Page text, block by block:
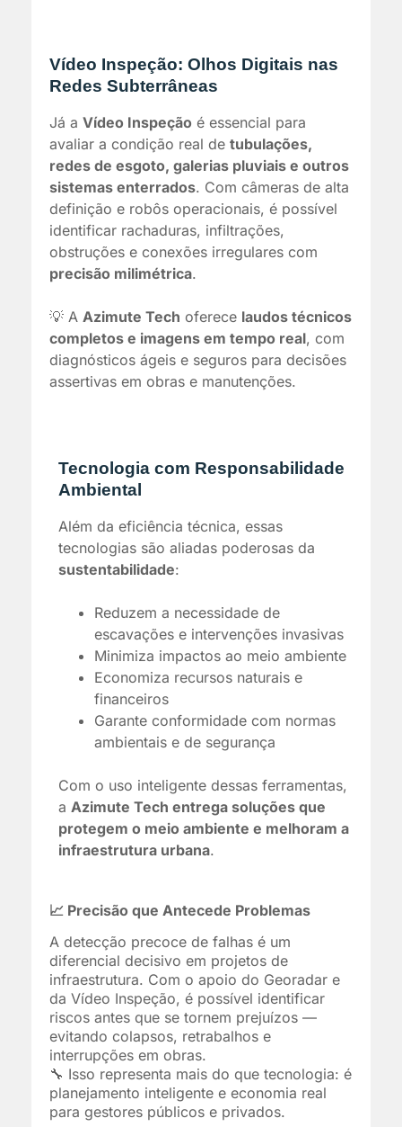
Vídeo Inspeção: Olhos Digitais nas
Redes Subterrâneas
Já a Vídeo Inspeção é essencial para
avaliar a condição real de tubulações,
redes de esgoto, galerias pluviais e outros
sistemas enterrados. Com câmeras de alta
definição e robôs operacionais, é possível
identificar rachaduras, infiltrações,
obstruções e conexões irregulares com
precisão milimétrica.
💡 A Azimute Tech oferece laudos técnicos
completos e imagens em tempo real, com
diagnósticos ágeis e seguros para decisões
assertivas em obras e manutenções.
Tecnologia com Responsabilidade
Ambiental
Além da eficiência técnica, essas
tecnologias são aliadas poderosas da
sustentabilidade:
Reduzem a necessidade de
escavações e intervenções invasivas
Minimiza impactos ao meio ambiente
Economiza recursos naturais e
financeiros
Garante conformidade com normas
ambientais e de segurança
Com o uso inteligente dessas ferramentas,
a Azimute Tech entrega soluções que
protegem o meio ambiente e melhoram a
infraestrutura urbana.
📈 Precisão que Antecede Problemas
A detecção precoce de falhas é um
diferencial decisivo em projetos de
infraestrutura. Com o apoio do Georadar e
da Vídeo Inspeção, é possível identificar
riscos antes que se tornem prejuízos —
evitando colapsos, retrabalhos e
interrupções em obras.
🔧 Isso representa mais do que tecnologia: é
planejamento inteligente e economia real
para gestores públicos e privados.